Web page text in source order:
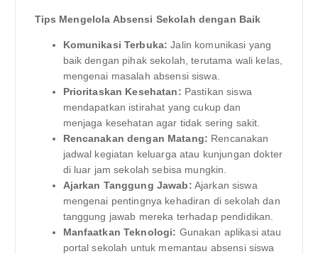
Tips Mengelola Absensi Sekolah dengan Baik
Komunikasi Terbuka: Jalin komunikasi yang
baik dengan pihak sekolah, terutama wali kelas,
mengenai masalah absensi siswa.
Prioritaskan Kesehatan: Pastikan siswa
mendapatkan istirahat yang cukup dan
menjaga kesehatan agar tidak sering sakit.
Rencanakan dengan Matang: Rencanakan
jadwal kegiatan keluarga atau kunjungan dokter
di luar jam sekolah sebisa mungkin.
Ajarkan Tanggung Jawab: Ajarkan siswa
mengenai pentingnya kehadiran di sekolah dan
tanggung jawab mereka terhadap pendidikan.
Manfaatkan Teknologi: Gunakan aplikasi atau
portal sekolah untuk memantau absensi siswa